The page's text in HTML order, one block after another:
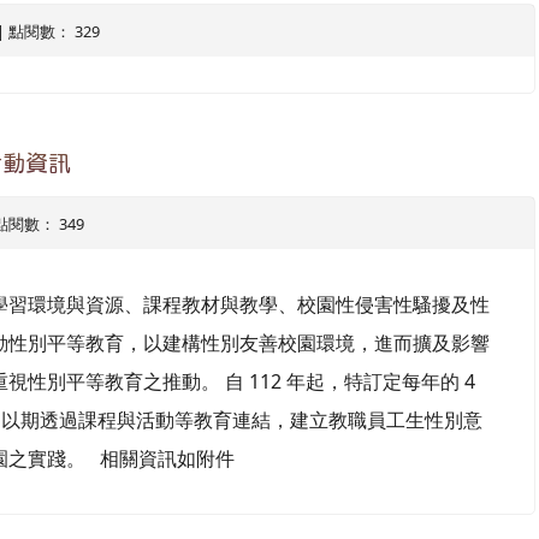
閱數： 329
資訊
數： 349
環境與資源、課程教材與教學、校園性侵害性騷擾及性
別平等教育，以建構性別友善校園環境，進而擴及影響
性別平等教育之推動。 自 112 年起，特訂定每年的 4
期透過課程與活動等教育連結，建立教職員工生性別意
之實踐。 相關資訊如附件